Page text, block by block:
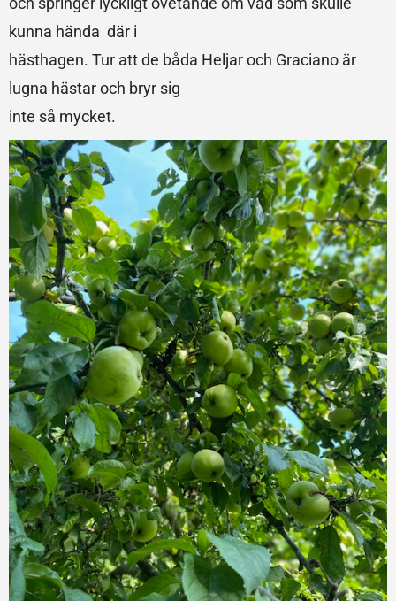
kunna hända där i
hästhagen. Tur att de båda Heljar och Graciano är
lugna hästar och bryr sig
inte så mycket.